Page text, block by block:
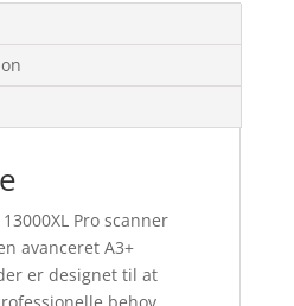
Pro scanner
avanceret A3+
er designet til at